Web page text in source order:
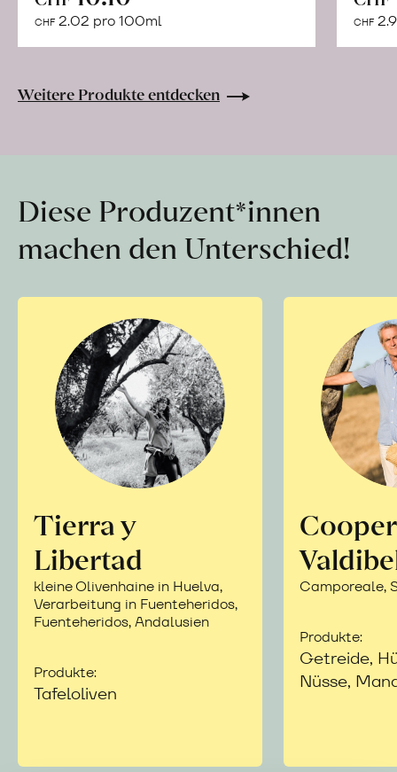
CHF 2.02 pro 100ml
Warenkorb
CHF
Weitere Produkte entdecken
Diese Produzent*innen
machen den Unterschied!
Tierra y
Libertad
kleine Olivenhaine in Huelva,
Verarbeitung in Fuenteheridos,
Fuenteheridos, Andalusien
Produkte:
Tafeloliven
Camporeale,
Produkte:
Getreide,
Nüsse,